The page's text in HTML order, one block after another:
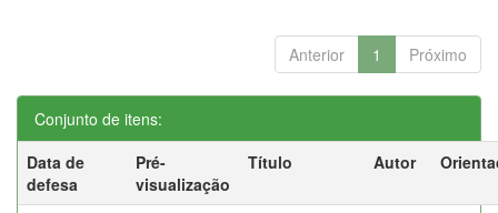
Anterior 1 Próximo
Conjunto de itens:
Data de
defesa
Pré-
visualização
Título Autor